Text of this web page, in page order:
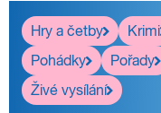
Hry a četby
Krimi
Pohádky
Pořady
Živé vysílání